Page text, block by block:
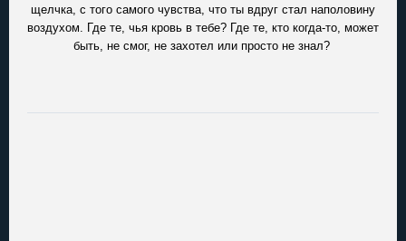
щелчка, с того самого чувства, что ты вдруг стал наполовину
воздухом. Где те, чья кровь в тебе? Где те, кто когда-то, может
быть, не смог, не захотел или просто не знал?